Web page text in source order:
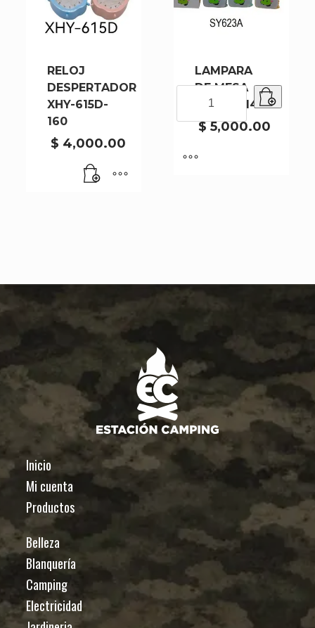
RELOJ
DESPERTADOR
XHY-615D-
160
$ 4,000.00
LAMPARA
DE MESA
SY623A-144
$5,000.00
MESA
144
Inicio
Mi cuenta
Productos
Belleza
Blanquería
Camping
Electricidad